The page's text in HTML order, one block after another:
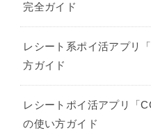
完全ガイド
レシート系ポイ活アプリ
方ガイド
レシートポイ活アプリ「
の使い方ガイド